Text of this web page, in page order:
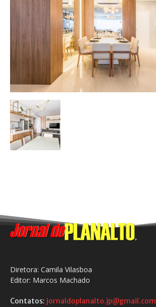
Diretora: Camila Vilasboa
Editor: Marcos Machado
Contatos: jornaldoplanalto.jp@gmail.com